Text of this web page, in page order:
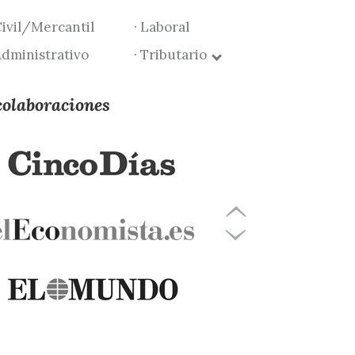
Mercantil
· Laboral
· Tributario